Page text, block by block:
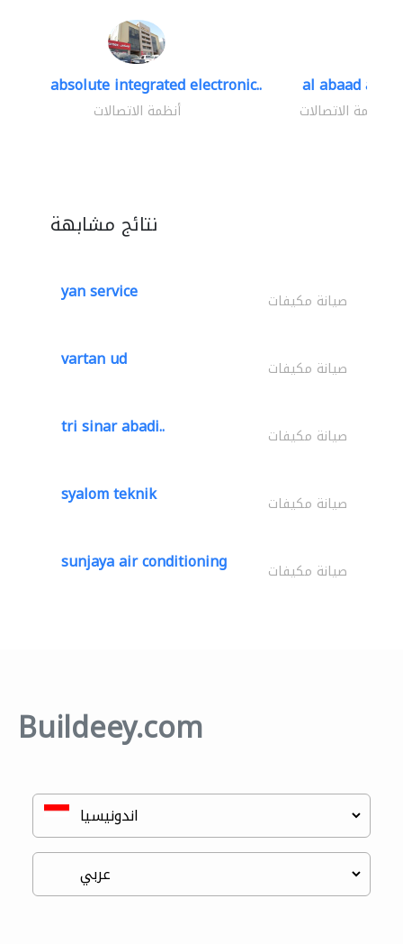
absolute integrated electronic..
أنظمة الاتصالات
al abaad al..
أنظمة الاتصالات
نتائج مشابهة
yan service صيانة مكيفات
vartan ud صيانة مكيفات
tri sinar abadi.. صيانة مكيفات
syalom teknik صيانة مكيفات
sunjaya air conditioning صيانة مكيفات
Buildeey.com